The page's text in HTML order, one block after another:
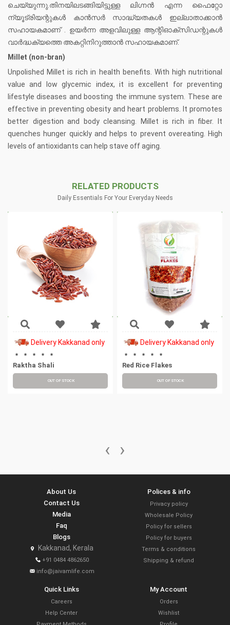
ചെയ്യുന്നു.തിനയിലടങ്ങിയിട്ടുള്ള ലിഗ്നന്‍ എന്ന ഫൈറ്റോ
ന്യൂട്രിയന്റുകൾ കാൻസർ സാദ്ധ്യതകൾ ഇല്ലാതാക്കാൻ
സഹായകമാണ് . ഉയര്‍ന്ന അളവിലുള്ള ആന്റിഓക്സിഡന്റുകള്‍
വാർദ്ധക്യത്തെ അകറ്റിനിറുത്താൻ സഹായകമാണ്.
Millet (non-bran)
Unpolished Millet is rich in health benefits. With high nutritional
value and low glycemic index, it is excellent for preventing
lifestyle diseases and boosting the immune system. These are
effective in preventing obesity and heart problems. It promotes
better digestion and body cleansing. Millet is rich in fiber. It
quenches hunger quickly and helps to prevent overeating. High
levels of antioxidants can help stave off aging.
RELATED PRODUCTS
Daily Essentials For Your Everyday Needs
Delivery Kakkanad only
Raktha Shali
OUT OF STOCK
Delivery Kakkanad only
Red Rice Flakes
OUT OF STOCK
‹ ›
About Us
Contact Us
Media
Faq
Blogs
Kakkanad, Kerala
+91 0484 4862650
info@jaivamlife.com
Polices & info
Privacy policy
Wholesale Policy
Policy for sellers
Policy for buyers
Terms & conditions
Shipping & refund
Quick Links
Careers
Help Center
My Account
Orders
Wishlist